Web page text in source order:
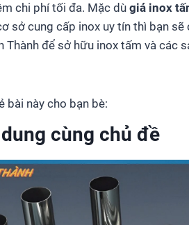
chi phí tối đa. Mặc dù giá inox
sở cung cấp inox uy tín thì bạn
Thành để sở hữu inox tấm và các
bài này cho bạn bè:
cùng chủ đề